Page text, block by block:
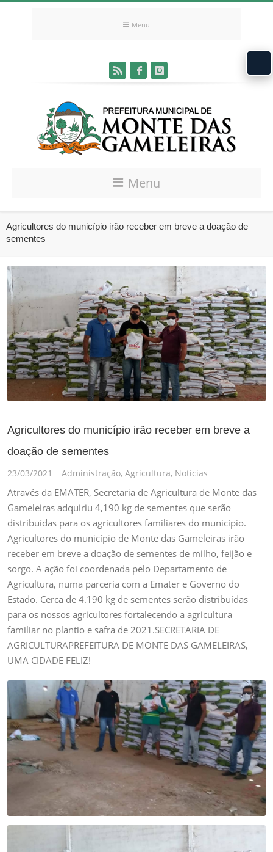
Menu
Menu
Agricultores do município irão receber em breve a doação de
sementes
Agricultores do município irão receber em breve a
doação de sementes
23/03/2021 | Administração, Agricultura, Notícias
Através da EMATER, Secretaria de Agricultura de Monte das
Gameleiras adquiriu 4,190 kg de sementes que serão
distribuídas para os agricultores familiares do município.
Agricultores do município de Monte das Gameleiras irão
receber em breve a doação de sementes de milho, feijão e
sorgo. A ação foi coordenada pelo Departamento de
Agricultura, numa parceria com a Emater e Governo do
Estado. Cerca de 4.190 kg de sementes serão distribuídas
para os nossos agricultores fortalecendo a agricultura
familiar no plantio e safra de 2021.SECRETARIA DE
AGRICULTURAPREFEITURA DE MONTE DAS GAMELEIRAS,
UMA CIDADE FELIZ!